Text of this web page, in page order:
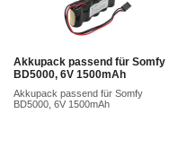
Akkupack passend für Somfy
BD5000, 6V 1500mAh
Akkupack passend für Somfy
BD5000, 6V 1500mAh